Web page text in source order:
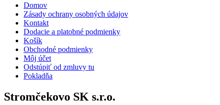
Domov
Zásady ochrany osobných údajov
Kontakt
Dodacie a platobné podmienky
Košík
Obchodné podmienky
Môj účet
Odstúpiť od zmluvy tu
Pokladňa
Stromčekovo SK s.r.o.